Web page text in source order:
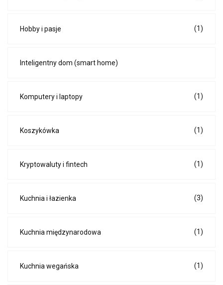
Hobby i pasje (1)
Inteligentny dom (smart home)
Komputery i laptopy (1)
Koszykówka (1)
Kryptowaluty i fintech (1)
Kuchnia i łazienka (3)
Kuchnia międzynarodowa (1)
Kuchnia wegańska (1)